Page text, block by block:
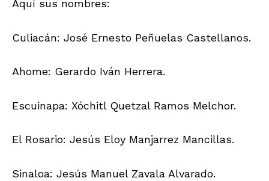
Aquí sus nombres:
Culiacán: José Ernesto Peñuelas Castellanos.
Ahome: Gerardo Iván Herrera.
Escuinapa: Xóchitl Quetzal Ramos Melchor.
El Rosario: Jesús Eloy Manjarrez Mancillas.
Sinaloa: Jesús Manuel Zavala Alvarado.